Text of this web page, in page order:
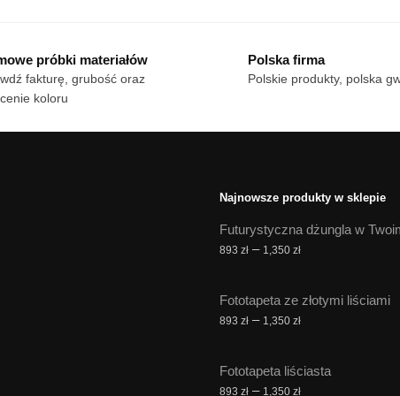
170 zł
wariantów.
wybrać
produktu
próbki materiałów
fakturę, grubość oraz
koloru
Polska firma
Polskie produkty, polska
Najnowsze produkty w sklepie
Futurystyczna dżungla w
893 zł – 1,350 złZakres
893 zł
do
Fototapeta ze złotymi liściami
893 zł – 1,350 złZakres
893 zł
Fototapeta liściasta
893 zł – 1,350 złZakres